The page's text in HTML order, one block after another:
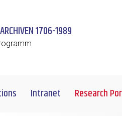
1706-1989
Intranet Research